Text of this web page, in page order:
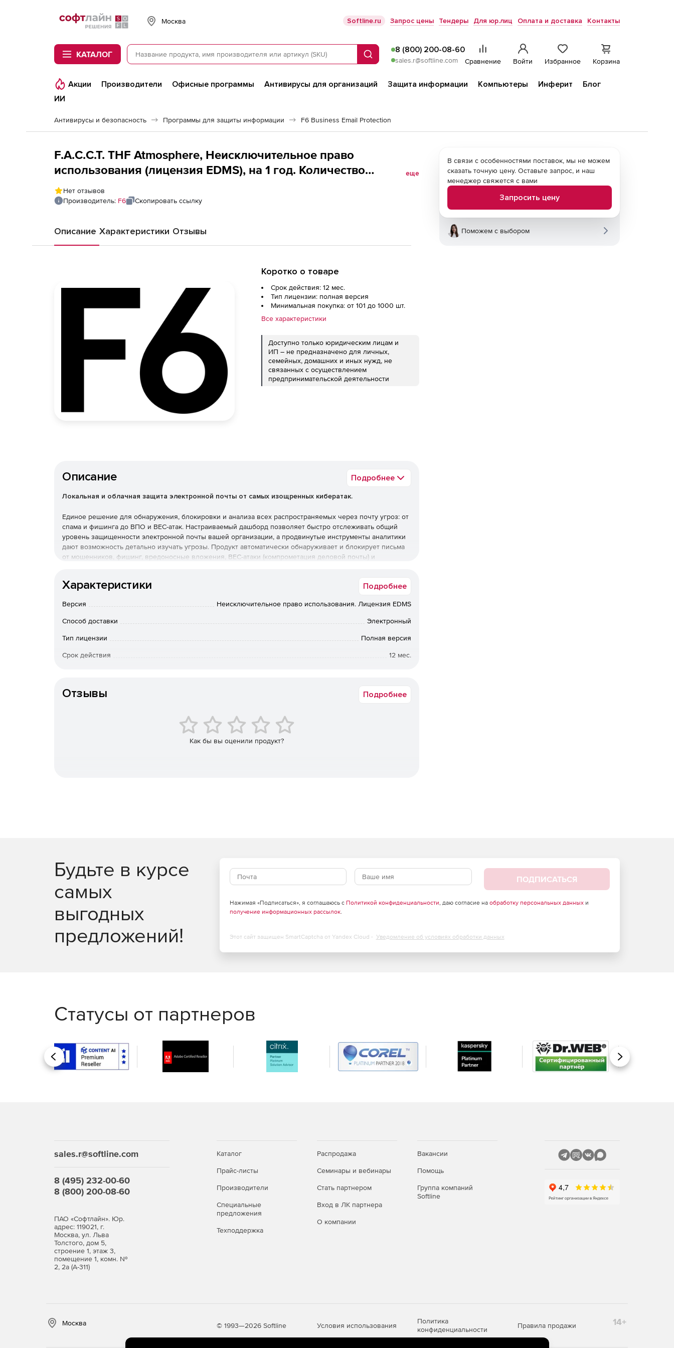
Softline
Москва Softline.ru Запрос цены Тендеры Для юр.лиц Оплата и доставка Контакты
КАТАЛОГ Поиск
8 (800) 200-08-60
sales.r@softline.com Сравнение Войти Избранное Корзина
Акции Производители Офисные программы Антивирусы для организаций Защита информации Компьютеры Инферит
Блог
ИИ
Антивирусы и безопасность Программы для защиты информации F6 Business Email Protection
F.A.C.C.T. THF Atmosphere, Неисключительное право
использования (лицензия EDMS), на 1 год. Количество
лицензий
еще
Нет отзывов
Производитель: F6 Скопировать ссылку
Описание Характеристики Отзывы
Коротко о товаре
Срок действия: 12 мес.
Тип лицензии: полная версия
Минимальная покупка: от 101 до 1000 шт.
Все характеристики
Доступно только юридическим лицам и
ИП – не предназначено для личных,
семейных, домашних и иных нужд, не
связанных с осуществлением
предпринимательской деятельности
Описание Подробнее
Локальная и облачная защита электронной почты от самых изощренных кибератак.
Единое решение для обнаружения, блокировки и анализа всех распространяемых через почту угроз: от
спама и фишинга до ВПО и BEC-атак. Настраиваемый дашборд позволяет быстро отслеживать общий
уровень защищенности электронной почты вашей организации, а продвинутые инструменты аналитики
дают возможность детально изучать угрозы. Продукт автоматически обнаруживает и блокирует письма
от мошенников, фишинг, вредоносные вложения, BEC-атаки (компрометация деловой почты) и
почты.
Характеристики Подробнее
Версия Неисключительное право использования. Лицензия EDMS
Способ доставки Электронный
Тип лицензии Полная версия
Срок действия 12 мес.
Отзывы Подробнее
Как бы вы оценили продукт?
В связи с особенностями поставок, мы не можем
сказать точную цену. Оставьте запрос, и наш
менеджер свяжется с вами
Запросить цену
Поможем с выбором
Будьте в курсе
самых
выгодных
предложений!
ПОДПИСАТЬСЯ
Нажимая «Подписаться», я соглашаюсь с Политикой конфиденциальности, даю согласие на обработку персональных данныхи
получение информационных рассылок.
Этот сайт защищен SmartCaptcha от Yandex Cloud - Уведомление об условиях обработки данных
Статусы от партнеров
Назад Вперед
sales.r@softline.com
8 (495) 232-00-60
8 (800) 200-08-60
ПАО «Софтлайн». Юр.
адрес: 119021, г.
Москва, ул. Льва
Толстого, дом 5,
строение 1, этаж 3,
помещение 1, комн. №
2, 2а (А-311)
Каталог
Прайс-листы
Производители
Специальные
предложения
Техподдержка
Распродажа
Семинары и вебинары
Стать партнером
Вход в ЛК партнера
О компании
Вакансии
Помощь
Группа компаний
Softline
Москва © 1993—2026 Softline Условия использования
Политика
конфиденциальности
Правила продажи 14+